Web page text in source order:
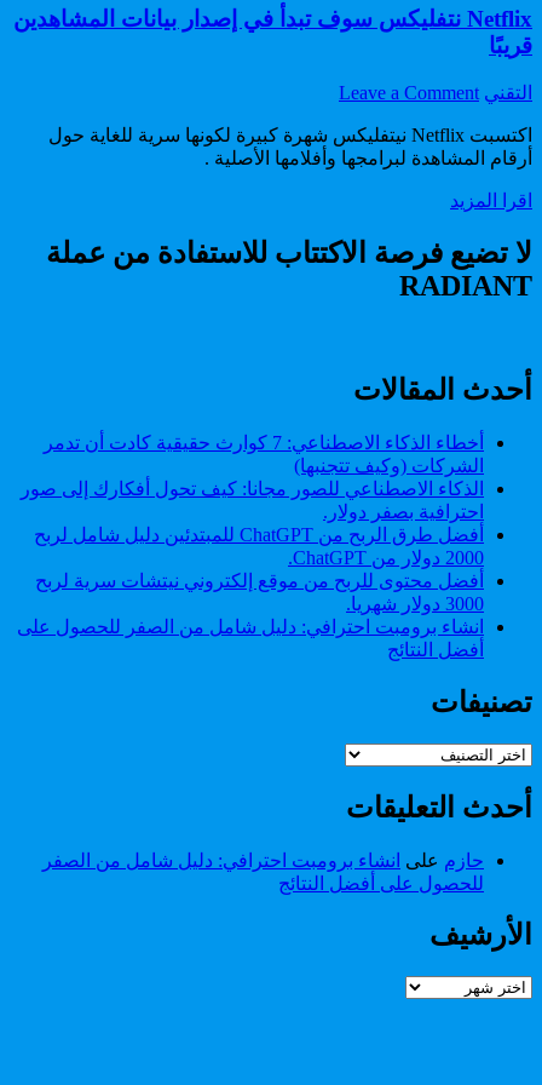
Netflix نتفليكس سوف تبدأ في إصدار بيانات المشاهدين
قريبًا
Author:
التقني Leave a Comment
on
نتفليكس
سوف
بيانات
المشاهدين
اكتسبت Netflix نيتفليكس شهرة كبيرة لكونها سرية للغاية حول
أرقام المشاهدة لبرامجها وأفلامها الأصلية .
اقرا المزيد
سوف
تبدأ
في
قريبًا
لا تضيع فرصة الاكتتاب للاستفادة من عملة
RADIANT
أحدث المقالات
أخطاء الذكاء الاصطناعي: 7 كوارث حقيقية كادت أن تدمر
الشركات (وكيف تتجنبها)
الذكاء الاصطناعي للصور مجانا: كيف تحول أفكارك إلى صور
احترافية بصفر دولار.
أفضل طرق الربح من ChatGPT للمبتدئين دليل شامل لربح
2000 دولار من ChatGPT.
أفضل محتوى للربح من موقع إلكتروني نيتشات سرية لربح
3000 دولار شهريا.
انشاء برومبت احترافي: دليل شامل من الصفر للحصول على
أفضل النتائج
تصنيفات
تصنيفات
أحدث التعليقات
حازم على انشاء برومبت احترافي: دليل شامل من الصفر
للحصول على أفضل النتائج
الأرشيف
الأرشيف